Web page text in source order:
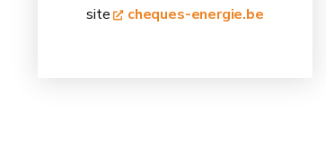
site
cheques-energie.be